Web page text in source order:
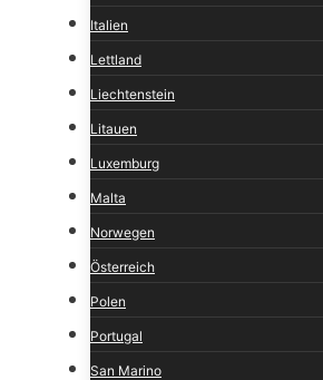
Italien
Lettland
Liechtenstein
Litauen
Luxemburg
Malta
Norwegen
Österreich
Polen
Portugal
San Marino